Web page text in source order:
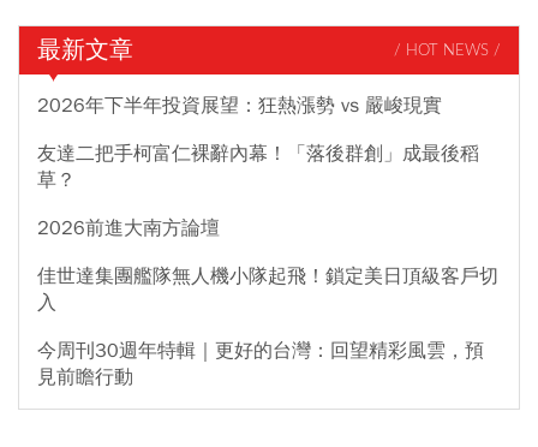
最新文章 / HOT NEWS /
2026年下半年投資展望：狂熱漲勢 vs 嚴峻現實
友達二把手柯富仁裸辭內幕！「落後群創」成最後稻
草？
2026前進大南方論壇
佳世達集團艦隊無人機小隊起飛！鎖定美日頂級客戶切
入
今周刊30週年特輯｜更好的台灣：回望精彩風雲，預
見前瞻行動